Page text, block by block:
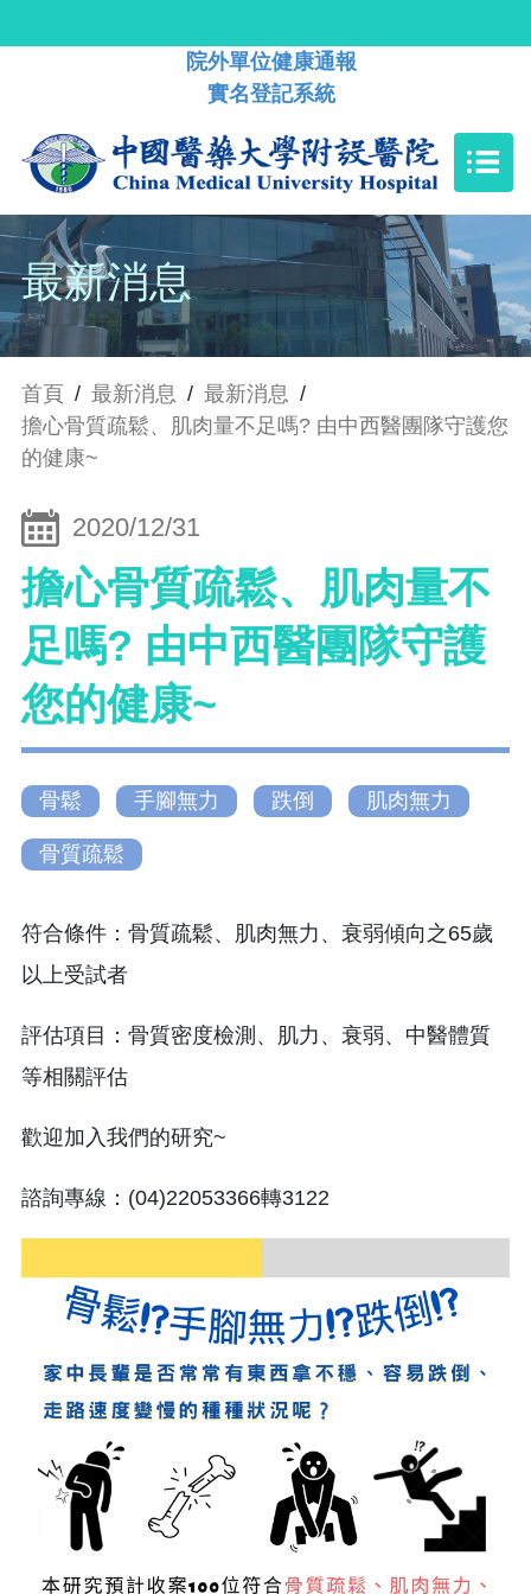
院外單位健康通報
實名登記系統
最新消息
首頁 / 最新消息 / 最新消息 /
擔心骨質疏鬆、肌肉量不足嗎? 由中西醫團隊守護您
的健康~
2020/12/31
擔心骨質疏鬆、肌肉量不
足嗎? 由中西醫團隊守護
您的健康~
骨鬆 手腳無力 跌倒 肌肉無力
骨質疏鬆
符合條件：骨質疏鬆、肌肉無力、衰弱傾向之65歲
以上受試者
評估項目：骨質密度檢測、肌力、衰弱、中醫體質
等相關評估
歡迎加入我們的研究~
諮詢專線：(04)22053366轉3122